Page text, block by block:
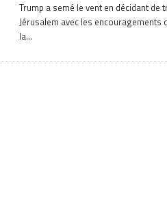
Trump a semé le vent en décidant de
Jérusalem avec les encouragements
la...